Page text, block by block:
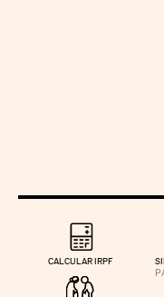
CALCULAR IRPF